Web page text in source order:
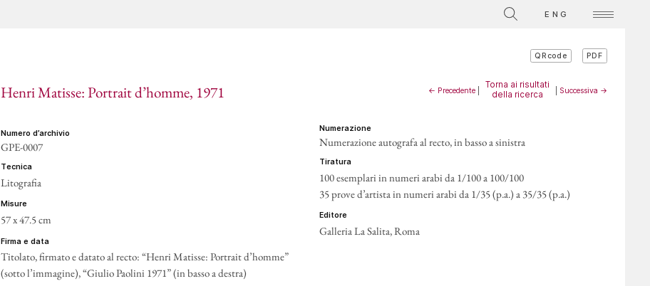
ENG
QRcode PDF
Henri Matisse: Portrait d’homme, 1971 ← Precedente
Torna ai risultati
della ricerca
Successiva →
numero d’archivio
GPE-0007
tecnica
Litografia
misure
57 x 47.5 cm
firma e data
Titolato, firmato e datato al recto: “Henri Matisse: Portrait d’homme”
(sotto l’immagine), “Giulio Paolini 1971” (in basso a destra)
numerazione
Numerazione autografa al recto, in basso a sinistra
tiratura
100 esemplari in numeri arabi da 1/100 a 100/100
35 prove d’artista in numeri arabi da 1/35 (p.a.) a 35/35 (p.a.)
editore
Galleria La Salita, Roma